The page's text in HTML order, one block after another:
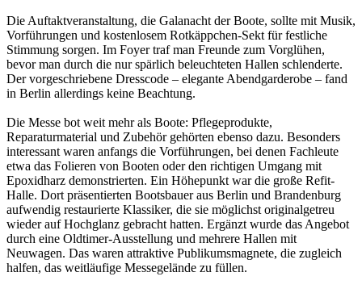
Die Auftaktveranstaltung, die Galanacht der Boote, sollte mit Musik,
Vorführungen und kostenlosem Rotkäppchen-Sekt für festliche
Stimmung sorgen. Im Foyer traf man Freunde zum Vorglühen,
bevor man durch die nur spärlich beleuchteten Hallen schlenderte.
Der vorgeschriebene Dresscode – elegante Abendgarderobe – fand
in Berlin allerdings keine Beachtung.
Die Messe bot weit mehr als Boote: Pflegeprodukte,
Reparaturmaterial und Zubehör gehörten ebenso dazu. Besonders
interessant waren anfangs die Vorführungen, bei denen Fachleute
etwa das Folieren von Booten oder den richtigen Umgang mit
Epoxidharz demonstrierten. Ein Höhepunkt war die große Refit-
Halle. Dort präsentierten Bootsbauer aus Berlin und Brandenburg
aufwendig restaurierte Klassiker, die sie möglichst originalgetreu
wieder auf Hochglanz gebracht hatten. Ergänzt wurde das Angebot
durch eine Oldtimer-Ausstellung und mehrere Hallen mit
Neuwagen. Das waren attraktive Publikumsmagnete, die zugleich
halfen, das weitläufige Messegelände zu füllen.